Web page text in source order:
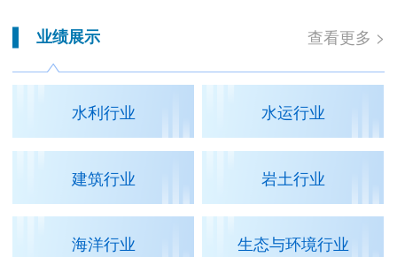
业绩展示 查看更多 >
水利行业 水运行业
建筑行业 岩土行业
海洋行业 生态与环境行业